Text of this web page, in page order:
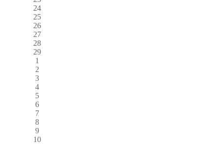
24
25
26
27
28
29
1
2
3
4
5
6
7
8
9
10